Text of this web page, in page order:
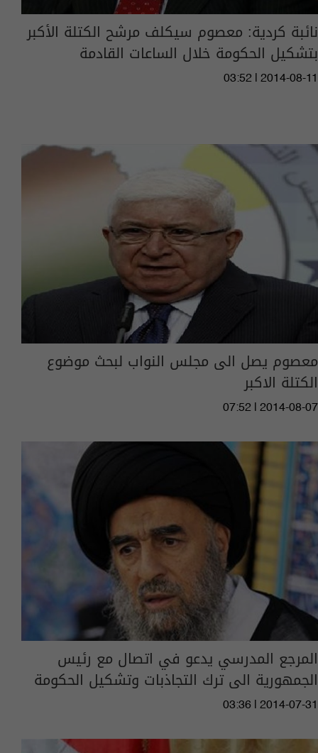
نائبة كردية: معصوم سيكلف مرشح الكتلة الأكبر
بتشكيل الحكومة خلال الساعات القادمة
03:52 | 2014-08-11
معصوم يصل الى مجلس النواب لبحث موضوع
الكتلة الاكبر
07:52 | 2014-08-07
المرجع المدرسي يدعو في اتصال مع رئيس
الجمهورية الى ترك التجاذبات وتشكيل الحكومة
03:36 | 2014-07-31